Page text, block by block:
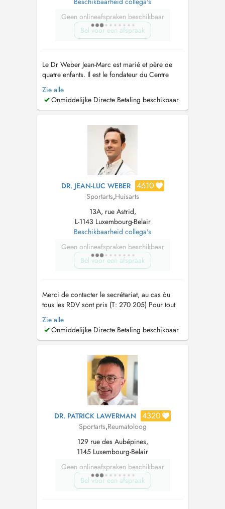
Geen onlineafspraken beschikbaar
Bel voor een afspraak
Le Dr Weber Jean-Marc est marié et père de
quatre enfants. Il est le fondateur du Centre
Médical Luxembourg en 2012. TRAVAUX
SCIENTIFIQUES et PUBLICATIONS: Thèse du
Doctorat en Médecine: Comment améliorer les
Thèse du Doctorat mention: très honorable ...
Zie alle
Onmiddelijke Directe Betaling beschikbaar
DR. JEAN-LUC WEBER 4610
Sportarts,Huisarts
13A, rue Astrid,
L-1143 Luxembourg-Belair
Beschikbaarheid collega's
Geen onlineafspraken beschikbaar
Bel voor een afspraak
Merci de contacter le secrétariat, au cas òu
tous les RDV sont pris (T: 270 205) Pour tout
RDV un supplément d'honoraire pour
convenance personnelle sera demandé. Tout
RDV non décommandé 24 hrs en avance sera
comptables, le paiement de la consultation doit
Zie alle
Onmiddelijke Directe Betaling beschikbaar
DR. PATRICK LAWERMAN 4320
Sportarts,Reumatoloog
129 rue des Aubépines,
1145 Luxembourg-Belair
Geen onlineafspraken beschikbaar
Bel voor een afspraak